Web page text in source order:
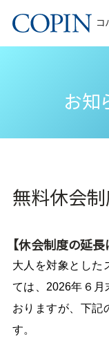
コ
お知
無料休会
【休会制度の延長
大人を対象とした
ては、2026年６月
おりますが、下記
す。